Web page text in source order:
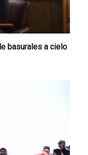
basurales a cielo